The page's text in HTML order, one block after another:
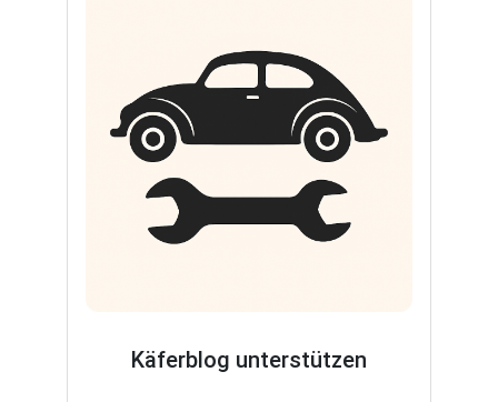
Käferblog unterstützen